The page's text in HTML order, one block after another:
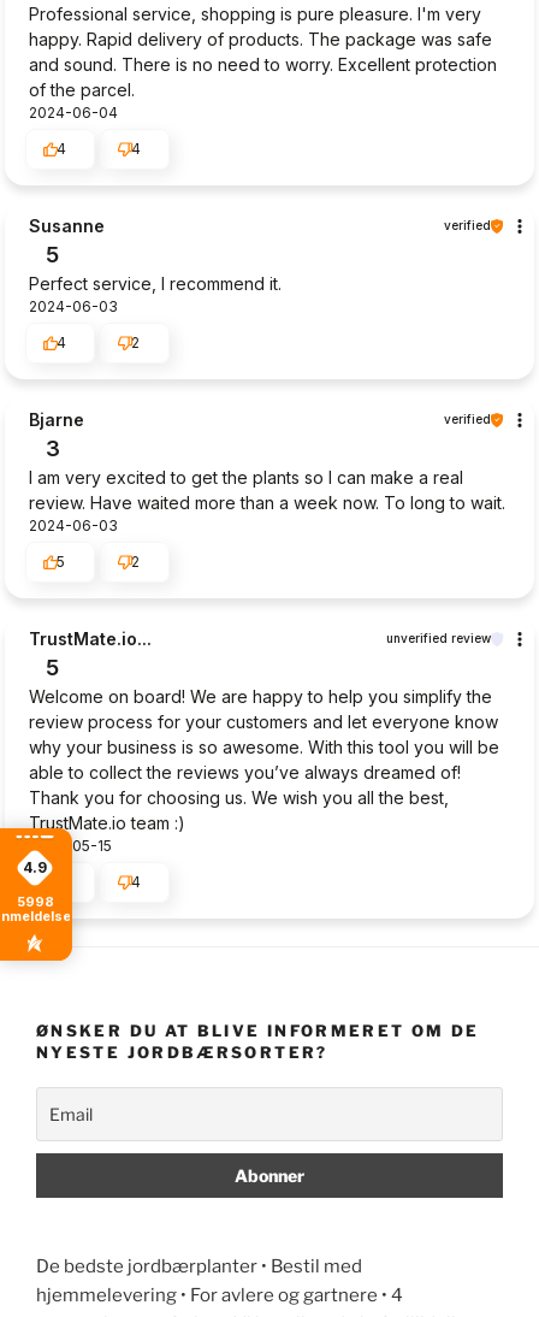
Professional service, shopping is pure pleasure. I'm very
happy. Rapid delivery of products. The package was safe
and sound. There is no need to worry. Excellent protection
of the parcel.
2024-06-04
4
4
Susanne verified
5
Perfect service, I recommend it.
2024-06-03
4
2
Bjarne verified
3
I am very excited to get the plants so I can make a real
review. Have waited more than a week now. To long to wait.
2024-06-03
5
2
TrustMate.io... unverified review
5
Welcome on board! We are happy to help you simplify the
review process for your customers and let everyone know
why your business is so awesome. With this tool you will be
able to collect the reviews you’ve always dreamed of!
Thank you for choosing us. We wish you all the best,
TrustMate.io team :)
2024-05-15
4
ØNSKER DU AT BLIVE INFORMERET OM DE
NYESTE JORDBÆRSORTER?
De bedste jordbærplanter • Bestil med
hjemmelevering • For avlere og gartnere • 4
4.9
5998